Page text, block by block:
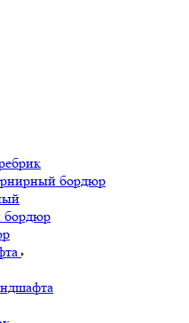
бордюр
бордюр